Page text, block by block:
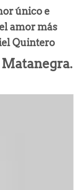
único e
amor más
Quintero